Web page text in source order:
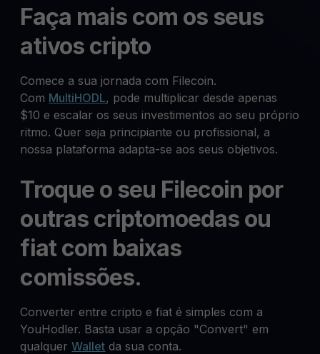
Faça mais com os seus
ativos cripto
Comece a sua jornada com Filecoin.
Com MultiHODL, pode multiplicar desde apenas
$10 e escalar os seus investimentos ao seu próprio
ritmo. Quer seja principiante ou profissional, a
nossa plataforma adapta-se aos seus objetivos.
Troque o seu Filecoin por
outras criptomoedas ou
fiat com baixas
comissões.
Converter entre cripto e fiat é simples com a
YouHodler. Basta usar a opção "Convert" em
qualquerWallet da sua conta.